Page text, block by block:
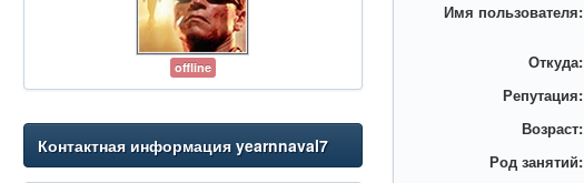
offline
Контактная информация yearnnaval7
Имя пользователя:
Откуда:
Репутация:
Возраст:
Род занятий: